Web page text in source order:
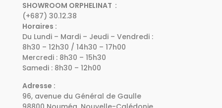
SHOWROOM ORPHELINAT :
(+687) 30.12.38
Horaires :
Du Lundi – Mardi – Jeudi – Vendredi :
8h30 – 12h30 / 14h30 – 17h00
Mercredi : 8h30 – 15h30
Samedi : 8h30 – 12h00
Adresse :
96, avenue du Général de Gaulle